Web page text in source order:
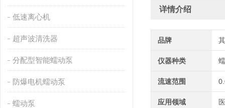
低速离心机
超声波清洗器
分配型智能蠕动泵
防爆电机蠕动泵
蠕动泵
详情介绍
品牌
仪器种类
流速范围
应用领域